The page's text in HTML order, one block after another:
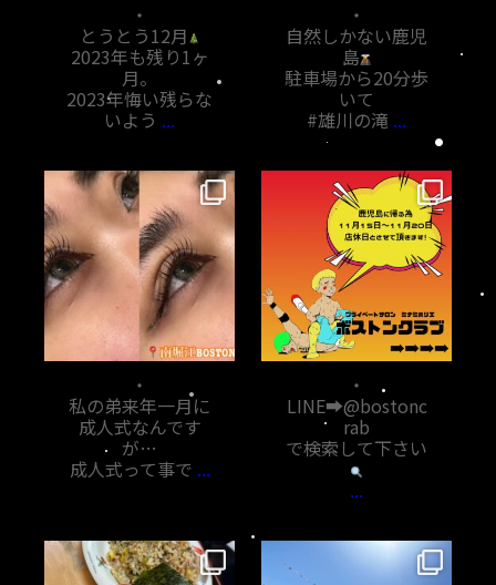
・
とうとう12月
2023年も残り1ヶ
月。
2023年悔い残らな
いよう ...
・
自然しかない鹿児
島
駐車場から20分歩
いて
#雄川の滝 ...
bostoncrab8810
11月 7
・
私の弟来年一月に
成人式なんです
が…
成人式って事で ...
bostoncrab8810
11月 6
・
LINE➡︎@bostonc
rab
で検索して下さい
...
bostoncrab8810 bostoncrab8810